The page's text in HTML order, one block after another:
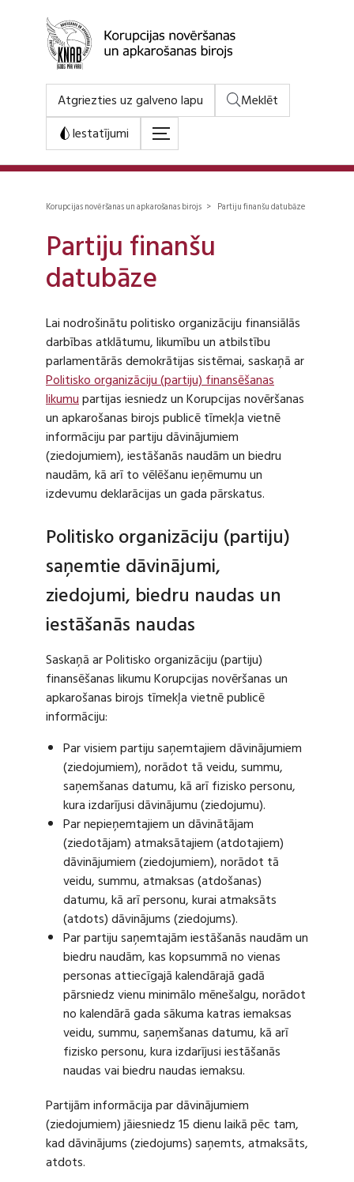
Atgriezties uz galveno lapu
Meklēt
Iestatījumi
Korupcijas novēršanas un apkarošanas birojs > Partiju finanšu datubāze
Partiju finanšu
datubāze
Lai nodrošinātu politisko organizāciju finansiālās
darbības atklātumu, likumību un atbilstību
parlamentārās demokrātijas sistēmai, saskaņā ar
Politisko organizāciju (partiju) finansēšanas
likumupartijas iesniedz un Korupcijas novēršanas
un apkarošanas birojs publicē tīmekļa vietnē
informāciju par partiju dāvinājumiem
(ziedojumiem), iestāšanās naudām un biedru
naudām, kā arī to vēlēšanu ieņēmumu un
izdevumu deklarācijas un gada pārskatus.
Politisko organizāciju (partiju)
saņemtie dāvinājumi,
ziedojumi, biedru naudas un
iestāšanās naudas
Saskaņā ar Politisko organizāciju (partiju)
finansēšanas likumu Korupcijas novēršanas un
apkarošanas birojs tīmekļa vietnē publicē
informāciju:
Par visiem partiju saņemtajiem dāvinājumiem
(ziedojumiem), norādot tā veidu, summu,
saņemšanas datumu, kā arī fizisko personu,
kura izdarījusi dāvinājumu (ziedojumu).
Par nepieņemtajiem un dāvinātājam
(ziedotājam) atmaksātajiem (atdotajiem)
dāvinājumiem (ziedojumiem), norādot tā
veidu, summu, atmaksas (atdošanas)
datumu, kā arī personu, kurai atmaksāts
(atdots) dāvinājums (ziedojums).
Par partiju saņemtajām iestāšanās naudām un
biedru naudām, kas kopsummā no vienas
personas attiecīgajā kalendārajā gadā
pārsniedz vienu minimālo mēnešalgu, norādot
no kalendārā gada sākuma katras iemaksas
veidu, summu, saņemšanas datumu, kā arī
fizisko personu, kura izdarījusi iestāšanās
naudas vai biedru naudas iemaksu.
Partijām informācija par dāvinājumiem
(ziedojumiem) jāiesniedz 15 dienu laikā pēc tam,
kad dāvinājums (ziedojums) saņemts, atmaksāts,
atdots.